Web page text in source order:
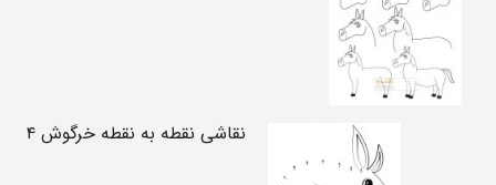
نقاشی نقطه به نقطه خرگوش ۴